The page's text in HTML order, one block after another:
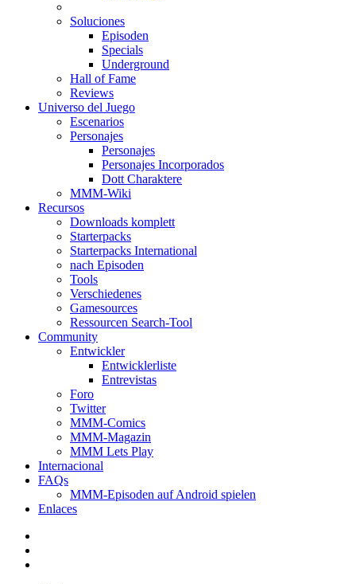
Soluciones
Episoden
Specials
Underground
Hall of Fame
Reviews
Universo del Juego
Escenarios
Personajes
Personajes
Personajes Incorporados
Dott Charaktere
MMM-Wiki
Recursos
Downloads komplett
Starterpacks
Starterpacks International
nach Episoden
Tools
Verschiedenes
Gamesources
Ressourcen Search-Tool
Community
Entwickler
Entwicklerliste
Entrevistas
Foro
Twitter
MMM-Comics
MMM-Magazin
MMM Lets Play
Internacional
FAQs
MMM-Episoden auf Android spielen
Enlaces